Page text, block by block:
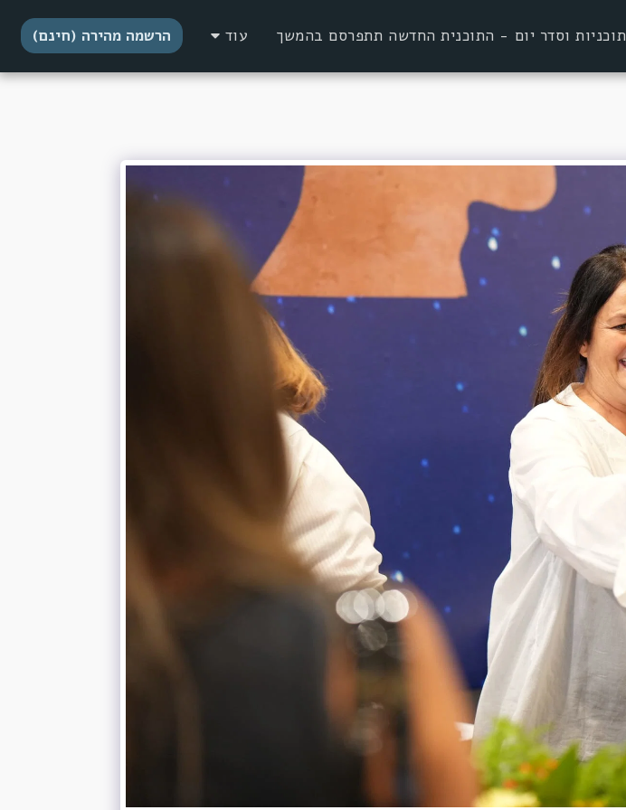
תוכניות וסדר יום - התוכנית החדשה תתפרסם בהמשך עוד הרשמה מהירה (חינם)